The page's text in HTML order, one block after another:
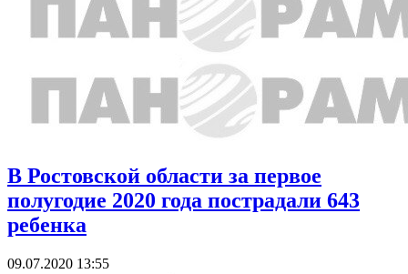
В Ростовской области за первое
полугодие 2020 года пострадали 643
ребенка
09.07.2020 13:55